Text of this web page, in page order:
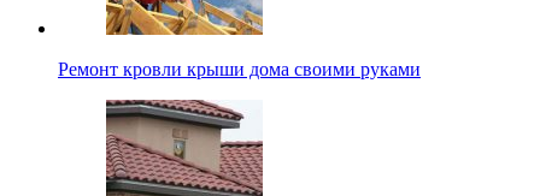
Ремонт кровли крыши дома своими руками